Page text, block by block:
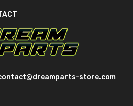
store.com